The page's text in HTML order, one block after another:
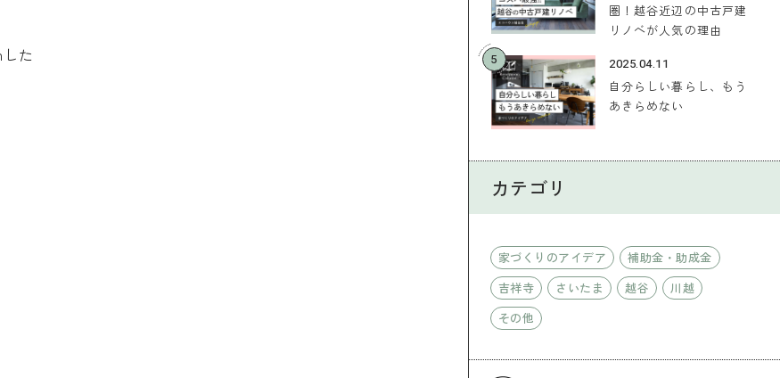
た
圏！越谷近辺の中古戸建
リノベが人気の理由
5
2025.04.11
自分らしい暮らし、もう
あきらめない
カテゴリ
家づくりのアイデア
補助金・助成金
吉祥寺
さいたま 越谷
川越
その他